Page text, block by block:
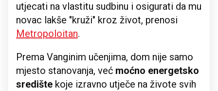
utjecati na vlastitu sudbinu i osigurati da mu
novac lakše "kruži" kroz život, prenosi
Metropoloitan.
Prema Vanginim učenjima, dom nije samo
mjesto stanovanja, već moćno energetsko
središte koje izravno utječe na živote svih